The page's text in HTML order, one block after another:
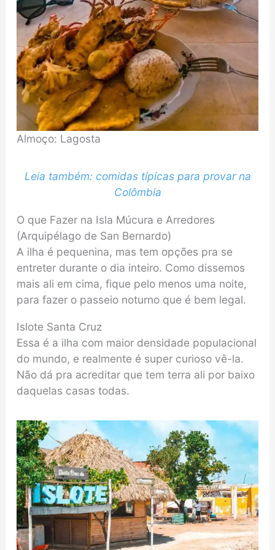
Almoço: Lagosta
Leia também: comidas típicas para provar na
Colômbia
O que Fazer na Isla Múcura e Arredores
(Arquipélago de San Bernardo)
A ilha é pequenina, mas tem opções pra se
entreter durante o dia inteiro. Como dissemos
mais ali em cima, fique pelo menos uma noite,
para fazer o passeio noturno que é bem legal.
Islote Santa Cruz
Essa é a ilha com maior densidade populacional
do mundo, e realmente é super curioso vê-la.
Não dá pra acreditar que tem terra ali por baixo
daquelas casas todas.